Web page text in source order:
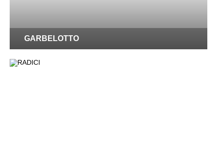
GARBELOTTO